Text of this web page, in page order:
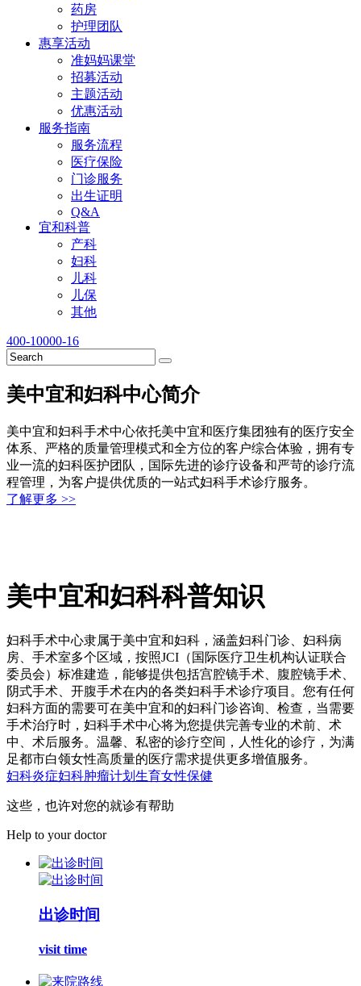
药房
护理团队
惠享活动
准妈妈课堂
招募活动
主题活动
优惠活动
服务指南
服务流程
医疗保险
门诊服务
出生证明
Q&A
宜和科普
产科
妇科
儿科
儿保
其他
400-10000-16
美中宜和妇科中心简介
美中宜和妇科手术中心依托美中宜和医疗集团独有的医疗安全
体系、严格的质量管理模式和全方位的客户综合体验，拥有专
业一流的妇科医护团队，国际先进的诊疗设备和严苛的诊疗流
程管理，为客户提供优质的一站式妇科手术诊疗服务。
了解更多 >>
美中宜和妇科科普知识
妇科手术中心隶属于美中宜和妇科，涵盖妇科门诊、妇科病
房、手术室多个区域，按照JCI（国际医疗卫生机构认证联合
委员会）标准建造，能够提供包括宫腔镜手术、腹腔镜手术、
阴式手术、开腹手术在内的各类妇科手术诊疗项目。您有任何
妇科方面的需要可在美中宜和的妇科门诊咨询、检查，当需要
手术治疗时，妇科手术中心将为您提供完善专业的术前、术
中、术后服务。温馨、私密的诊疗空间，人性化的诊疗，为满
足都市白领女性高质量的医疗需求提供更多增值服务。
妇科炎症妇科肿瘤计划生育女性保健
这些，也许对您的就诊有帮助
Help to your doctor
出诊时间
visit time